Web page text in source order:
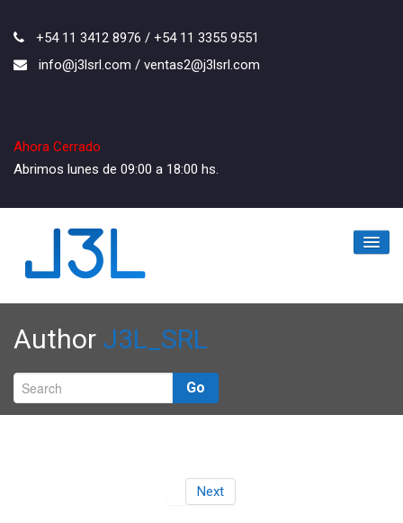
+54 11 3412 8976 / +54 11 3355 9551
info@j3lsrl.com / ventas2@j3lsrl.com
Ahora Cerrado
Abrimos lunes de 09:00 a 18:00 hs.
Inicio
La Empresa
Los Productos
Catálogo
Author J3L_SRL
Go
Next